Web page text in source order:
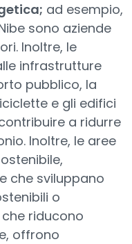
ad esempio,
sono aziende
Inoltre, le
infrastrutture
pubblico, la
e gli edifici
a ridurre
Inoltre, le aree
che sviluppano
o
riducono
offrono